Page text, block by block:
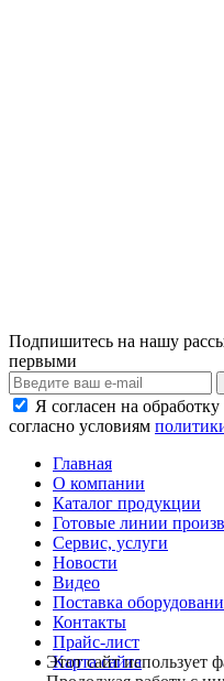
Подпишитесь на нашу
первыми
Я согласен на
согласно условиям
Главная
О компании
Каталог продукции
Готовые линии
Сервис, услуги
Новости
Видео
Поставка
Контакты
Прайс-лист
Карта сайта
Этот сайт использует